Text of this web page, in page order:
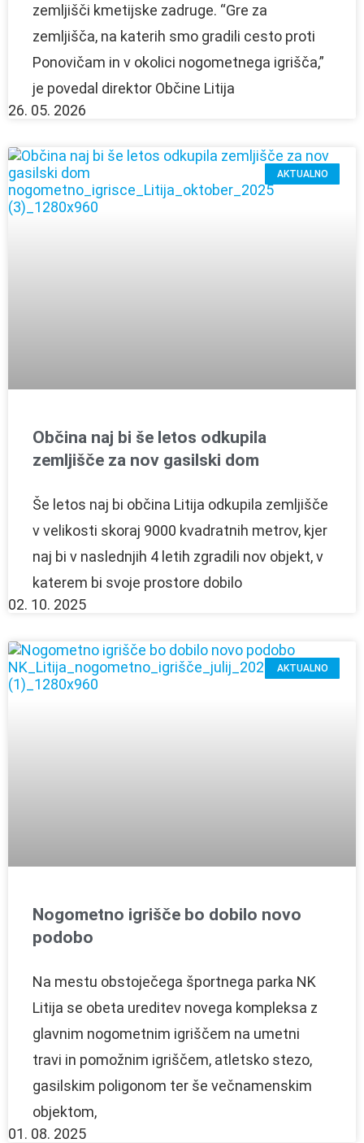
zemljišči kmetijske zadruge. “Gre za
zemljišča, na katerih smo gradili cesto proti
Ponovičam in v okolici nogometnega igrišča,”
je povedal direktor Občine Litija
26. 05. 2026
AKTUALNO
Občina naj bi še letos odkupila
zemljišče za nov gasilski dom
Še letos naj bi občina Litija odkupila zemljišče
v velikosti skoraj 9000 kvadratnih metrov, kjer
naj bi v naslednjih 4 letih zgradili nov objekt, v
katerem bi svoje prostore dobilo
02. 10. 2025
AKTUALNO
Nogometno igrišče bo dobilo novo
podobo
Na mestu obstoječega športnega parka NK
Litija se obeta ureditev novega kompleksa z
glavnim nogometnim igriščem na umetni
travi in pomožnim igriščem, atletsko stezo,
gasilskim poligonom ter še večnamenskim
objektom,
01. 08. 2025